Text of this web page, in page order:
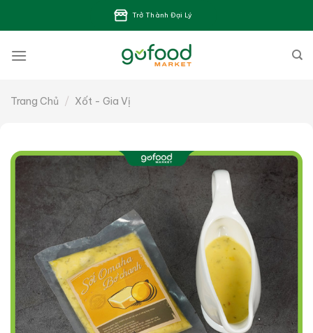
dung
Trở Thành Đại Lý
Trang Chủ / Xốt - Gia Vị